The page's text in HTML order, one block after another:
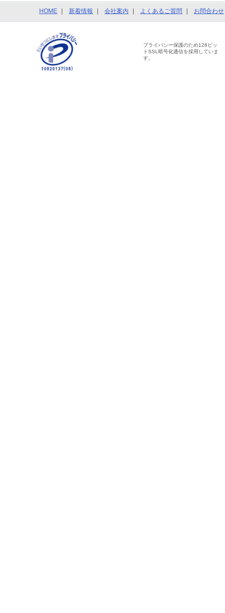
HOME 新着情報 会社案内 よくあるご質問 お問合わせ
プライバシー保護のため128ビッ
トSSL暗号化通信を採用していま
す。